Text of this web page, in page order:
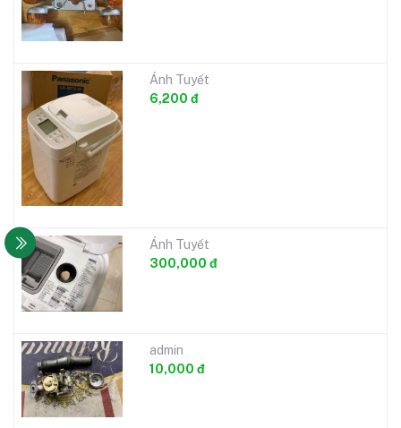
Ánh Tuyết
6,200 đ
Ánh Tuyết
300,000 đ
admin
10,000 đ